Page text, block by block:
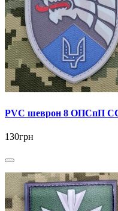
PVC шеврон 8 ОПСпП
130грн